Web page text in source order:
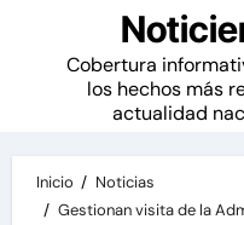
Cobertura
los hechos más
actualidad
Inicio
Noticias
Gestionan visita de la